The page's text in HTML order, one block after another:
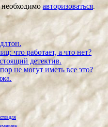
авторизоваться.
что работает, а что нет?
детектив.
не могут иметь все это?
для
макияж